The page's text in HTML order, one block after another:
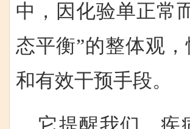
中，因化验单正常
态平衡”的整体观
和有效干预手段。